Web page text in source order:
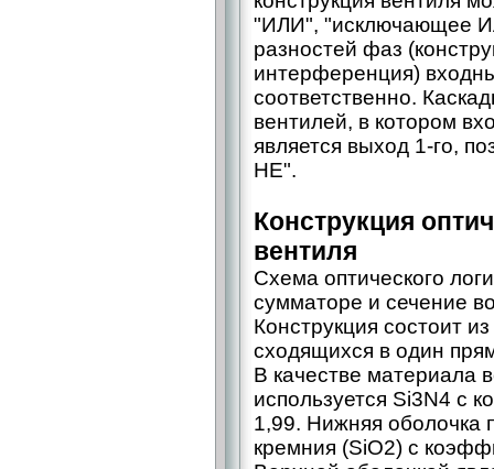
"ИЛИ", "исключающее
разностей фаз
интерференция)
соответственно.
вентилей, в котором
является выход 1-го,
НЕ".
Конструкция
вентиля
Схема оптического
сумматоре и сечение
Конструкция состоит
сходящихся в один
В качестве материала
используется Si3N4 с
1,99. Нижняя оболочка
кремния (SiO2) с